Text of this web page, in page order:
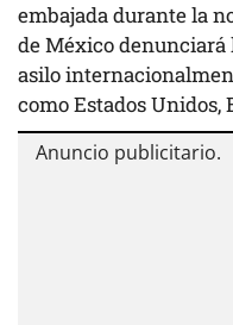
embajada durante la
de México
asilo
como Estados